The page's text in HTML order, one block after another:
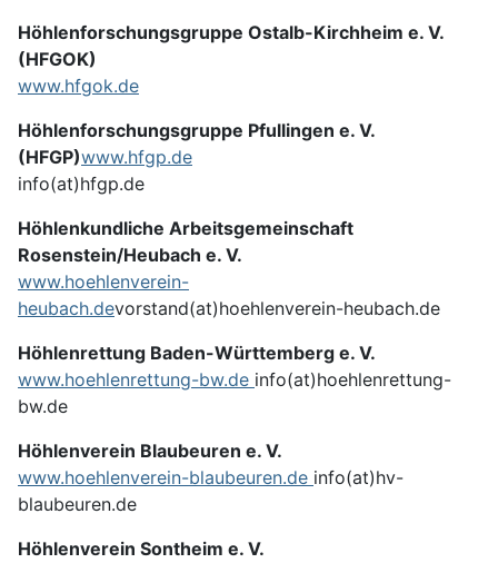
Höhlenforschungsgruppe Ostalb-Kirchheim e. V.
(HFGOK)
www.hfgok.de
Höhlenforschungsgruppe Pfullingen e. V.
(HFGP)www.hfgp.de
info(at)hfgp.de
Höhlenkundliche Arbeitsgemeinschaft
Rosenstein/Heubach e. V.
www.hoehlenverein-
heubach.devorstand(at)hoehlenverein-heubach.de
Höhlenrettung Baden-Württemberg e. V.
www.hoehlenrettung-bw.de info(at)hoehlenrettung-
bw.de
Höhlenverein Blaubeuren e. V.
www.hoehlenverein-blaubeuren.de info(at)hv-
blaubeuren.de
Höhlenverein Sontheim e. V.